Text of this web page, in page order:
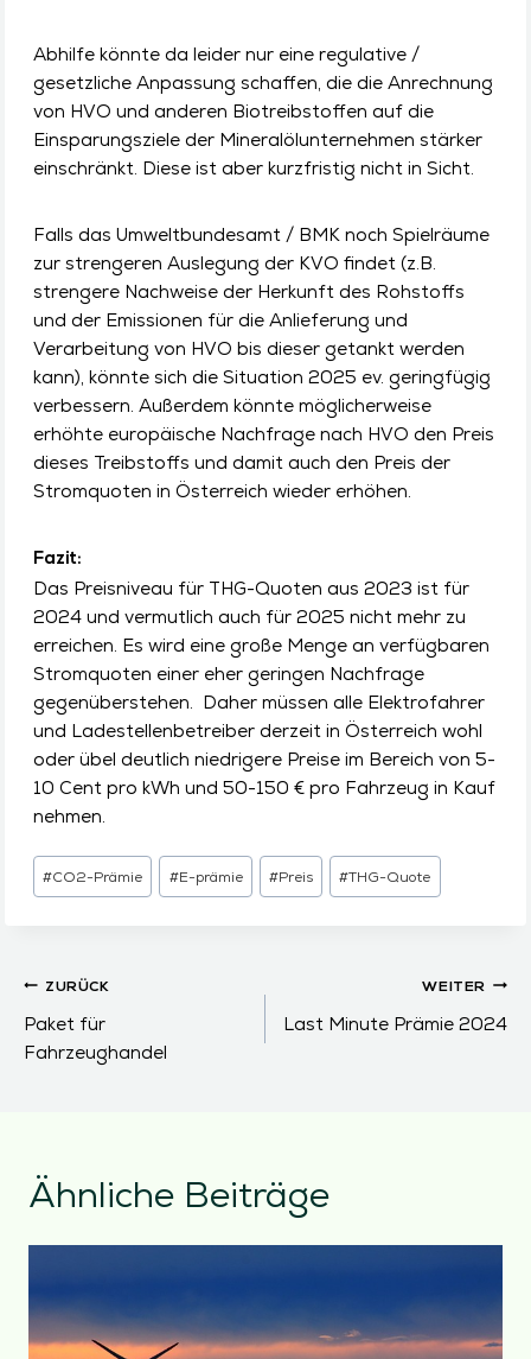
Abhilfe könnte da leider nur eine regulative /
gesetzliche Anpassung schaffen, die die Anrechnung
von HVO und anderen Biotreibstoffen auf die
Einsparungsziele der Mineralölunternehmen stärker
einschränkt. Diese ist aber kurzfristig nicht in Sicht.
Falls das Umweltbundesamt / BMK noch Spielräume
zur strengeren Auslegung der KVO findet (z.B.
strengere Nachweise der Herkunft des Rohstoffs
und der Emissionen für die Anlieferung und
Verarbeitung von HVO bis dieser getankt werden
kann), könnte sich die Situation 2025 ev. geringfügig
verbessern. Außerdem könnte möglicherweise
erhöhte europäische Nachfrage nach HVO den Preis
dieses Treibstoffs und damit auch den Preis der
Stromquoten in Österreich wieder erhöhen.
Fazit:
Das Preisniveau für THG-Quoten aus 2023 ist für
2024 und vermutlich auch für 2025 nicht mehr zu
erreichen. Es wird eine große Menge an verfügbaren
Stromquoten einer eher geringen Nachfrage
gegenüberstehen. Daher müssen alle Elektrofahrer
und Ladestellenbetreiber derzeit in Österreich wohl
oder übel deutlich niedrigere Preise im Bereich von 5-
10 Cent pro kWh und 50-150 € pro Fahrzeug in Kauf
nehmen.
Schlagworte:
#CO2-Prämie #E-prämie #Preis #THG-Quote
Beitragsnavigation
ZURÜCK
Paket für
Fahrzeughandel
WEITER
Last Minute Prämie 2024
Ähnliche Beiträge